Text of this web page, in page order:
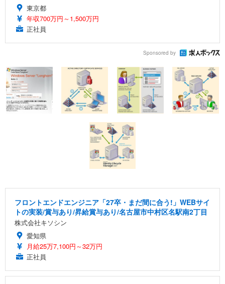
東京都
年収700万円～1,500万円
正社員
Sponsored by
フロントエンドエンジニア「27卒・まだ間に合う!」WEBサイ
トの実装/賞与あり/昇給賞与あり/名古屋市中村区名駅南2丁目
株式会社キソシン
愛知県
月給25万7,100円～32万円
正社員